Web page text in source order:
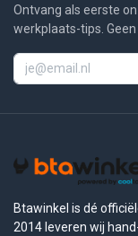
Ontvang als eerste
werkplaats-tips.
Btawinkel is dé
2014 leveren wij